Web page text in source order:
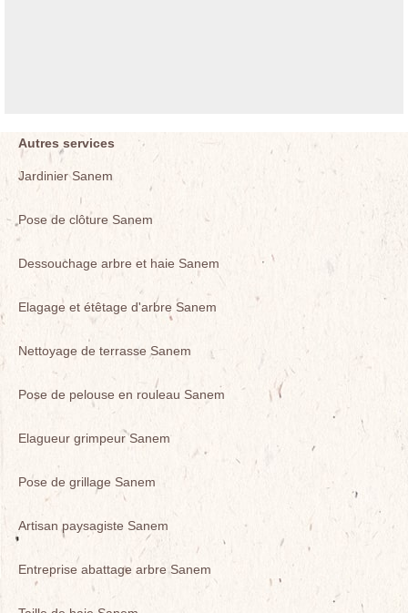
Autres services
Jardinier Sanem
Pose de clôture Sanem
Dessouchage arbre et haie Sanem
Elagage et étêtage d'arbre Sanem
Nettoyage de terrasse Sanem
Pose de pelouse en rouleau Sanem
Elagueur grimpeur Sanem
Pose de grillage Sanem
Artisan paysagiste Sanem
Entreprise abattage arbre Sanem